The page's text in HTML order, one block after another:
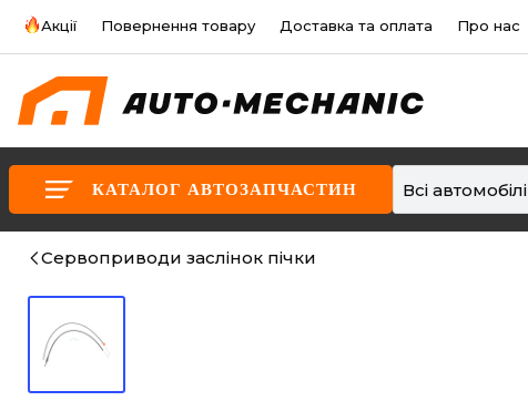
Акції Повернення товару Доставка та оплата Про нас
КАТАЛОГ АВТОЗАПЧАСТИН Всі автомобілі
Сервоприводи заслінок пічки